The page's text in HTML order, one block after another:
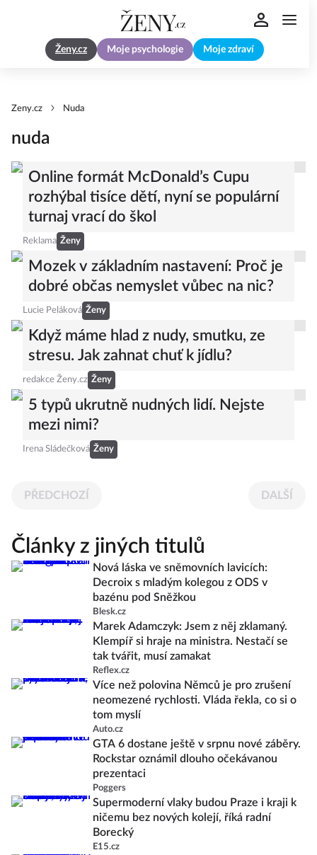
Ženy.cz Moje psychologie Moje zdraví
Zeny.cz Nuda
nuda
Online formát McDonald’s Cupu
rozhýbal tisíce dětí, nyní se populární
turnaj vrací do škol
Reklama Ženy
Mozek v základním nastavení: Proč je
dobré občas nemyslet vůbec na nic?
Lucie Peláková Ženy
Když máme hlad z nudy, smutku, ze
stresu. Jak zahnat chuť k jídlu?
redakce Ženy.cz Ženy
5 typů ukrutně nudných lidí. Nejste
mezi nimi?
Irena Sládečková Ženy
PŘEDCHOZÍ DALŠÍ
Články z jiných titulů
Nová láska ve sněmovních lavicích:
Decroix s mladým kolegou z ODS v
bazénu pod Sněžkou
Blesk.cz
Marek Adamczyk: Jsem z něj zklamaný.
Klempíř si hraje na ministra. Nestačí se
tak tvářit, musí zamakat
Reflex.cz
Více než polovina Němců je pro zrušení
neomezené rychlosti. Vláda řekla, co si o
tom myslí
Auto.cz
GTA 6 dostane ještě v srpnu nové záběry.
Rockstar oznámil dlouho očekávanou
prezentaci
Poggers
Supermoderní vlaky budou Praze i kraji k
ničemu bez nových kolejí, říká radní
Borecký
E15.cz